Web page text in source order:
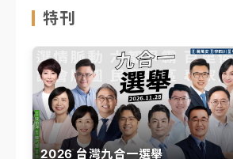
特刊
2026 台灣九合一選舉